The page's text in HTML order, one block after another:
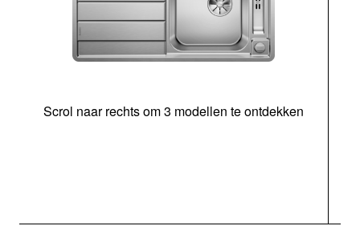
Scrol naar rechts om 3 modellen te ontdekken